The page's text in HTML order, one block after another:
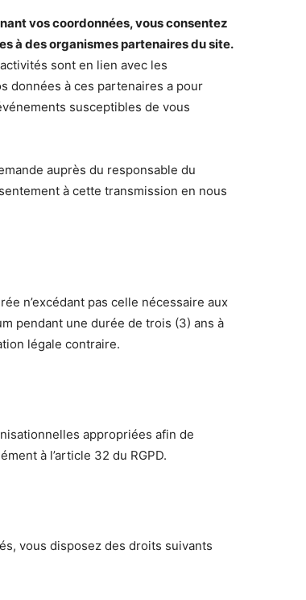
vos coordonnées, vous consentez
à des organismes partenaires du site.
sont en lien avec les
données à ces partenaires a pour
susceptibles de vous
auprès du responsable du
à cette transmission en nous
n’excédant pas celle nécessaire aux
pendant une durée de trois (3) ans à
légale contraire.
appropriées afin de
à l’article 32 du RGPD.
vous disposez des droits suivants